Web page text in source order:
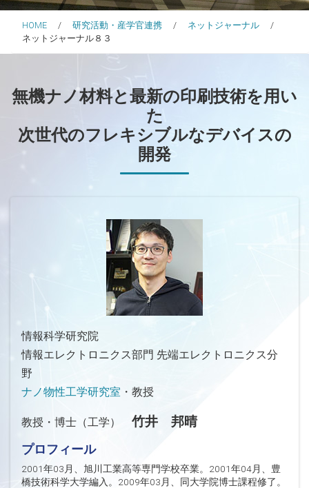
HOME 研究活動・産学官連携
ネットジャーナル
ネットジャーナル８３
無機ナノ材料と最新の印刷技術を用い
た
次世代のフレキシブルなデバイスの
開発
情報科学研究院
情報エレクトロニクス部門 先端エレクトロニクス分
野
ナノ物性工学研究室 ・教授
教授・博士（工学） 竹井 邦晴
プロフィール
2001年03月、旭川工業高等専門学校卒業。2001年04月、豊
橋技術科学大学編入。2009年03月、同大学院博士課程修了。